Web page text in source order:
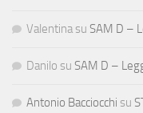
Valentina su SAM D –
Danilo su SAM D –
Antonio Bacciocchi su